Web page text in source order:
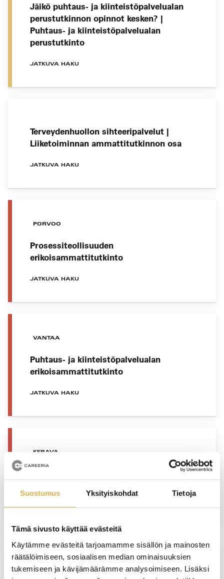
Suostumus Yksityiskohdat Tietoja
Tämä sivusto käyttää evästeitä
Käytämme evästeitä tarjoamamme sisällön ja mainosten
räätälöimiseen, sosiaalisen median ominaisuuksien
tukemiseen ja kävijämäärämme analysoimiseen. Lisäksi
Jäikö puhtaus- ja kiinteistöpalvelualan
perustutkinnon opinnot kesken? |
Puhtaus- ja kiinteistöpalvelualan
perustutkinto
JATKUVA HAKU
Terveydenhuollon sihteeripalvelut |
Liiketoiminnan ammattitutkinnon osa
JATKUVA HAKU
PORVOO
Prosessiteollisuuden
erikoisammattitutkinto
JATKUVA HAKU
VANTAA
Puhtaus- ja kiinteistöpalvelualan
erikoisammattitutkinto
JATKUVA HAKU
KERAVA
JATKUVA HAKU
VERKKOTOTEUTUS